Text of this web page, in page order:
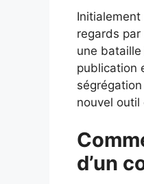
Initialement
regards
une
publication
nouvel outil
d’un